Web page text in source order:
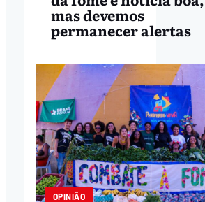
mas devemos
permanecer alertas
OPINIÃO